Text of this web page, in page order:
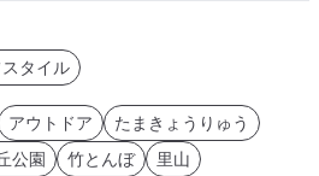
タイル
アウトドア
たまきょうりゅう
公園 竹とんぼ 里山